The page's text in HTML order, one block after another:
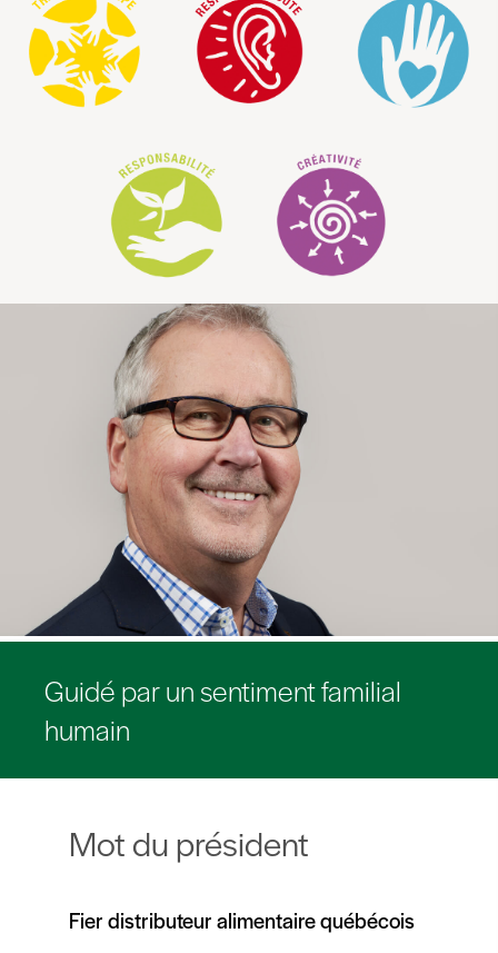
Guidé par un sentiment familial
humain
Mot du président
Fier distributeur alimentaire québécois